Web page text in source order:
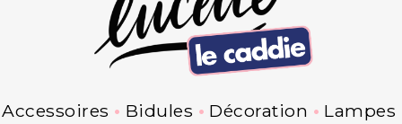
Accessoires Bidules Décoration
Lampes